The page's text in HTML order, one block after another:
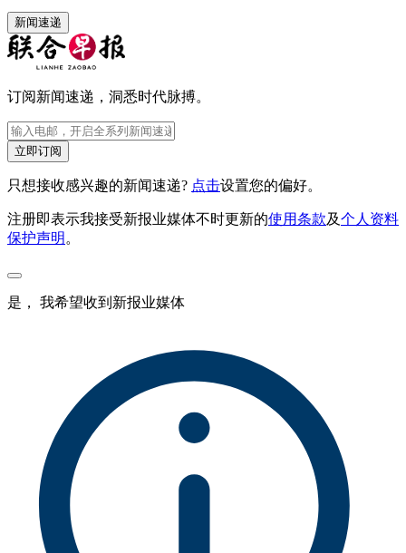
新闻速递
订阅新闻速递，洞悉时代脉搏。
立即订阅
只想接收感兴趣的新闻速递? 点击设置您的偏好。
注册即表示我接受新报业媒体不时更新的使用条款及个人资料
保护声明 。
是， 我希望收到新报业媒体